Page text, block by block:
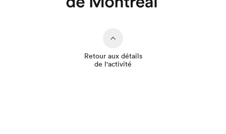
Retour aux détails
de l'activité